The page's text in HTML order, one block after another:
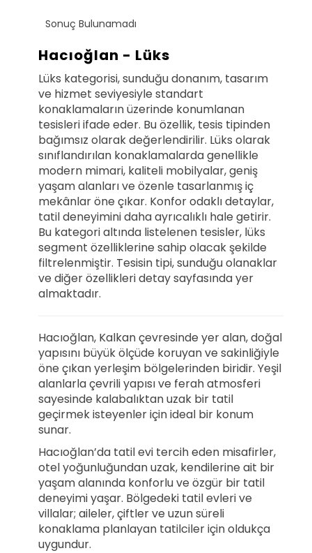
Sonuç Bulunamadı
Hacıoğlan - Lüks
Lüks kategorisi, sunduğu donanım, tasarım
ve hizmet seviyesiyle standart
konaklamaların üzerinde konumlanan
tesisleri ifade eder. Bu özellik, tesis tipinden
bağımsız olarak değerlendirilir. Lüks olarak
sınıflandırılan konaklamalarda genellikle
modern mimari, kaliteli mobilyalar, geniş
yaşam alanları ve özenle tasarlanmış iç
mekânlar öne çıkar. Konfor odaklı detaylar,
tatil deneyimini daha ayrıcalıklı hale getirir.
Bu kategori altında listelenen tesisler, lüks
segment özelliklerine sahip olacak şekilde
filtrelenmiştir. Tesisin tipi, sunduğu olanaklar
ve diğer özellikleri detay sayfasında yer
almaktadır.
Hacıoğlan, Kalkan çevresinde yer alan, doğal
yapısını büyük ölçüde koruyan ve sakinliğiyle
öne çıkan yerleşim bölgelerinden biridir. Yeşil
alanlarla çevrili yapısı ve ferah atmosferi
sayesinde kalabalıktan uzak bir tatil
geçirmek isteyenler için ideal bir konum
sunar.
Hacıoğlan’da tatil evi tercih eden misafirler,
otel yoğunluğundan uzak, kendilerine ait bir
yaşam alanında konforlu ve özgür bir tatil
deneyimi yaşar. Bölgedeki tatil evleri ve
villalar; aileler, çiftler ve uzun süreli
konaklama planlayan tatilciler için oldukça
uygundur.